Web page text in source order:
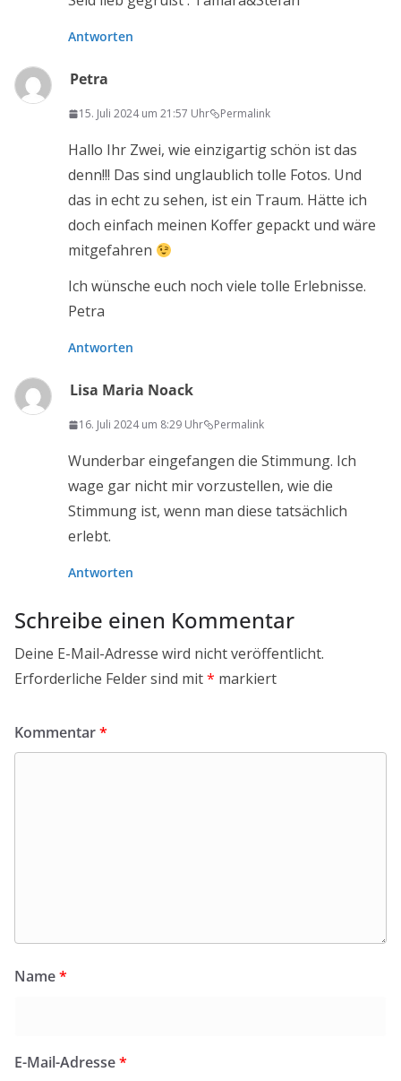
Antworten
Petra
15. Juli 2024 um 21:57 Uhr Permalink
Hallo Ihr Zwei, wie einzigartig schön ist das
denn!!! Das sind unglaublich tolle Fotos. Und
das in echt zu sehen, ist ein Traum. Hätte ich
doch einfach meinen Koffer gepackt und wäre
mitgefahren
Ich wünsche euch noch viele tolle Erlebnisse.
Petra
Antworten
Lisa Maria Noack
16. Juli 2024 um 8:29 Uhr Permalink
Wunderbar eingefangen die Stimmung. Ich
wage gar nicht mir vorzustellen, wie die
Stimmung ist, wenn man diese tatsächlich
erlebt.
Antworten
Schreibe einen Kommentar
Deine E-Mail-Adresse wird nicht veröffentlicht.
Erforderliche Felder sind mit* markiert
Kommentar*
Name*
E-Mail-Adresse*